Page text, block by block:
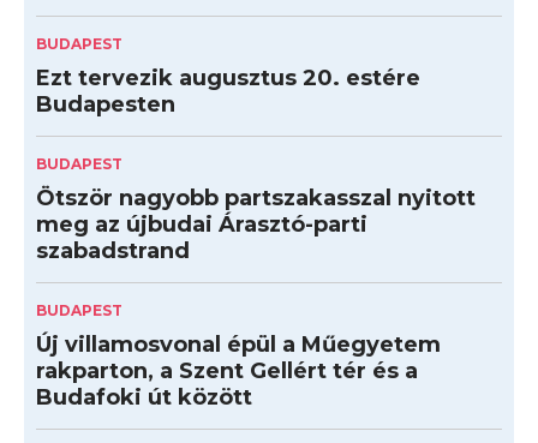
BUDAPEST
Ezt tervezik augusztus 20. estére
Budapesten
BUDAPEST
Ötször nagyobb partszakasszal nyitott
meg az újbudai Árasztó-parti
szabadstrand
BUDAPEST
Új villamosvonal épül a Műegyetem
rakparton, a Szent Gellért tér és a
Budafoki út között